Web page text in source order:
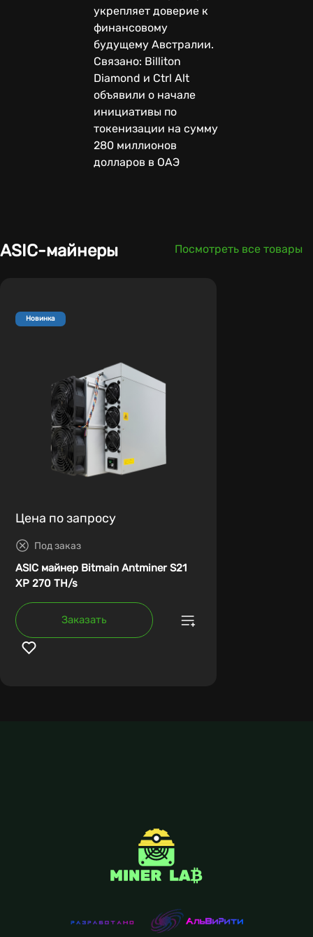
укрепляет доверие к
финансовому
будущему Австралии.
Связано: Billiton
Diamond и Ctrl Alt
объявили о начале
инициативы по
токенизации на сумму
280 миллионов
долларов в ОАЭ
ASIC-майнеры Посмотреть все товары
Новинка
Цена по запросу
Под заказ
ASIC майнер Bitmain Antminer S21
XP 270 TH/s
Заказать